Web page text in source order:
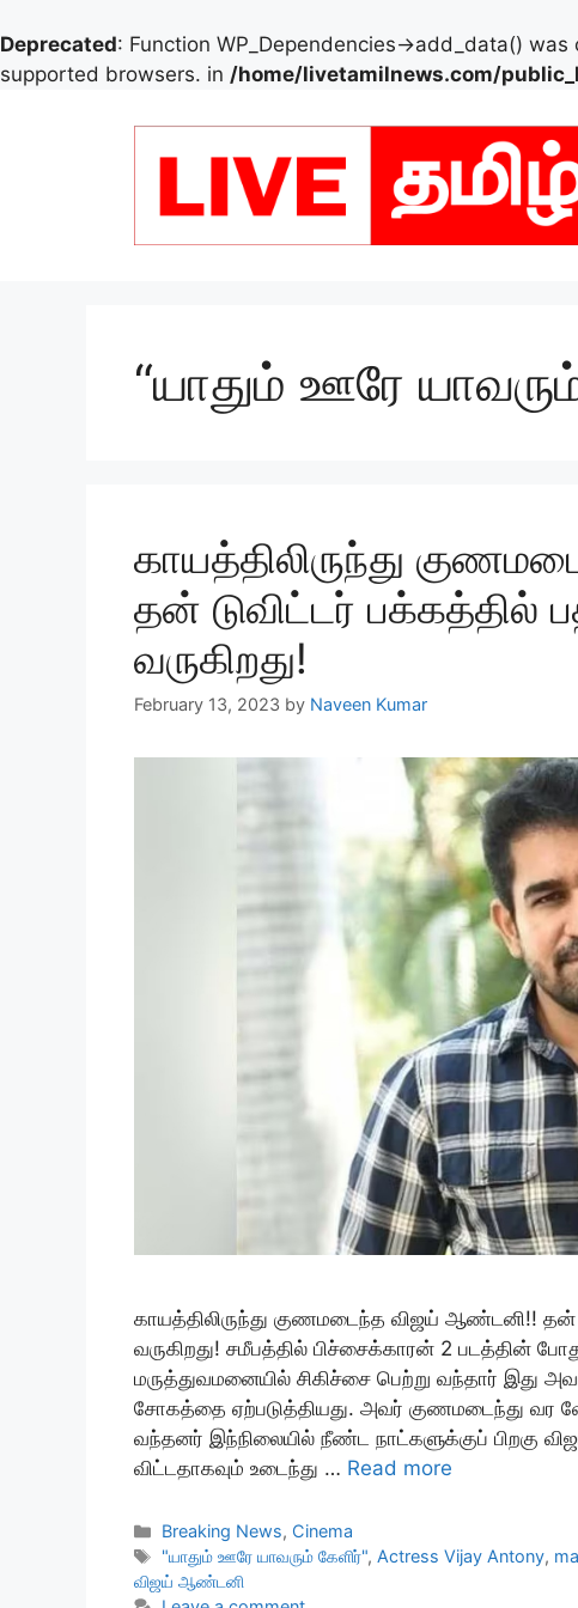
Deprecated: Function WP_Dependencies->add_data()
supported browsers. in /home/livetamilnews.com/
“யாதும் ஊரே
காயத்திலிருந்து
தன் டுவிட்டர் பக்கத்தில்
வருகிறது!
February 13, 2023 by Naveen Kumar
காயத்திலிருந்து குணமடைந்த விஜய் ஆண்டனி!! தன்
வருகிறது! சமீபத்தில் பிச்சைக்காரன் 2 படத்தின்
மருத்துவமனையில் சிகிச்சை பெற்று வந்தார் இது
சோகத்தை ஏற்படுத்தியது. அவர் குணமடைந்து வர
வந்தனர் இந்நிலையில் நீண்ட நாட்களுக்குப் பிறகு
விட்டதாகவும் உடைந்து … Read more
Categories
Breaking News, Cinema
Tags
"யாதும் ஊரே யாவரும் கேளிர்", Actress Vijay Antony,
விஜய் ஆண்டனி